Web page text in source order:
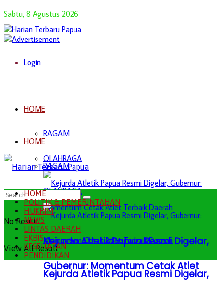
Sabtu, 8 Agustus 2026
Login
HOME
RAGAM
OLAHRAGA
Kejurda Atletik Papua Resmi Digelar,
Gubernur: Momentum Cetak Atlet
HOME
RAGAM
OLAHRAGA
Kejurda Atletik Papua Resmi Digelar,
No Result
View All Result
HOME
POLITIK & PEMERINTAHAN
HUKRIM
NEWS
LINTAS DAERAH
EKBIS
KESEHATAN
PENDIDIKAN